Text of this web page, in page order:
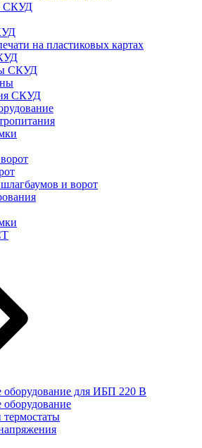
СКУД
на пластиковых картах
СКУД
СКУД
и ворот
оборудование для ИБП 220 В